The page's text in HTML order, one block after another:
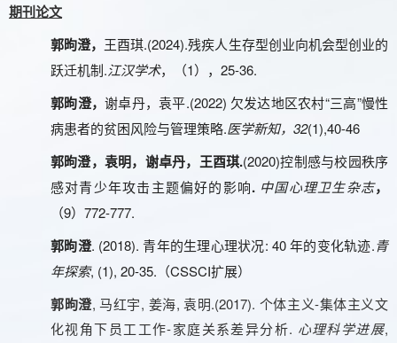
期刊论文
郭昫澄， 王酉琪.(2024).残疾人生存型创业向机会型创业的
跃迁机制.江汉学术，（1），25-36.
郭昫澄，谢卓丹，袁平.(2022) 欠发达地区农村“三高”慢性
病患者的贫困风险与管理策略.医学新知， 32(1),40-46
郭昫澄，袁明，谢卓丹，王酉琪.(2020)控制感与校园秩序
感对青少年攻击主题偏好的影响. 中国心理卫生杂志，
（9）772-777.
郭昫澄. (2018). 青年的生理心理状况: 40 年的变化轨迹.青
年探索, (1), 20-35. （CSSCI扩展）
郭昫澄, 马红宇, 姜海, 袁明.(2017). 个体主义-集体主义文
化视角下员工工作-家庭关系差异分析. 心理科学进展,